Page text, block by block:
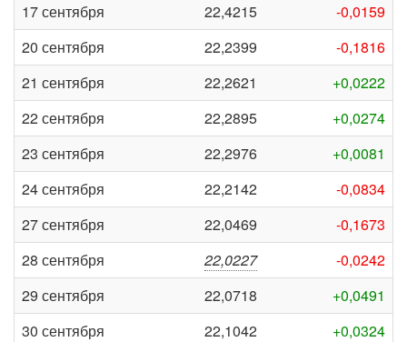
17 сентября
22,4215
-0,0159
20 сентября
22,2399
-0,1816
21 сентября
22,2621
+0,0222
22 сентября
22,2895
+0,0274
23 сентября
22,2976
+0,0081
24 сентября
22,2142
-0,0834
27 сентября
22,0469
-0,1673
28 сентября
22,0227
-0,0242
29 сентября
22,0718
+0,0491
30 сентября
22,1042 +0,0324